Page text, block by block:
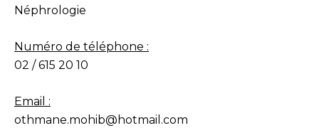
Néphrologie
Numéro de téléphone :
02 / 615 20 10
Email :
othmane.mohib@hotmail.com